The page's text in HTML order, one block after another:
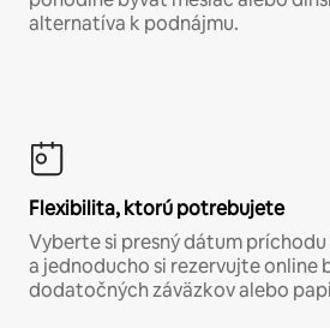
alternatíva k podnájmu.
Flexibilita, ktorú potrebujete
Vyberte si presný dátum
a jednoducho si rezervujte online
dodatočných záväzkov alebo